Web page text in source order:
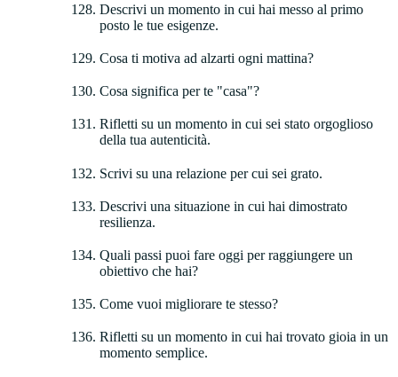
Descrivi un momento in cui hai messo al primo
posto le tue esigenze.
Cosa ti motiva ad alzarti ogni mattina?
Cosa significa per te "casa"?
Rifletti su un momento in cui sei stato orgoglioso
della tua autenticità.
Scrivi su una relazione per cui sei grato.
Descrivi una situazione in cui hai dimostrato
resilienza.
Quali passi puoi fare oggi per raggiungere un
obiettivo che hai?
Come vuoi migliorare te stesso?
Rifletti su un momento in cui hai trovato gioia in un
momento semplice.